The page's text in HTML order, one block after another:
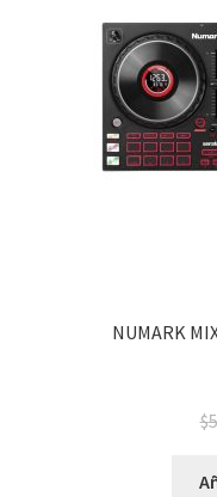
NUMARK
$